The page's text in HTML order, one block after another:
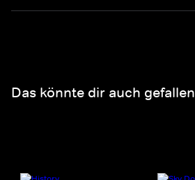
Das könnte dir auch gefallen